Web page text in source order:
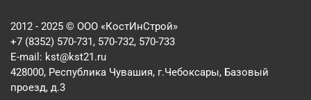
2012 - 2025 © ООО «КостИнСтрой»
+7 (8352) 570-731, 570-732, 570-733
E-mail: kst@kst21.ru
428000, Республика Чувашия, г.Чебоксары, Базовый
проезд, д.3